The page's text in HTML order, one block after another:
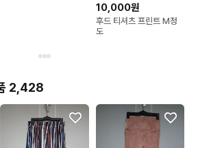
10,000원
후드 티셔츠 프린트 M정
도
2,428